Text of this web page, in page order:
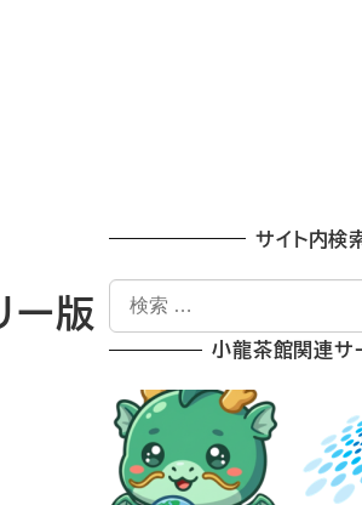
ー版
サイト内検
索
小龍茶館関連サ